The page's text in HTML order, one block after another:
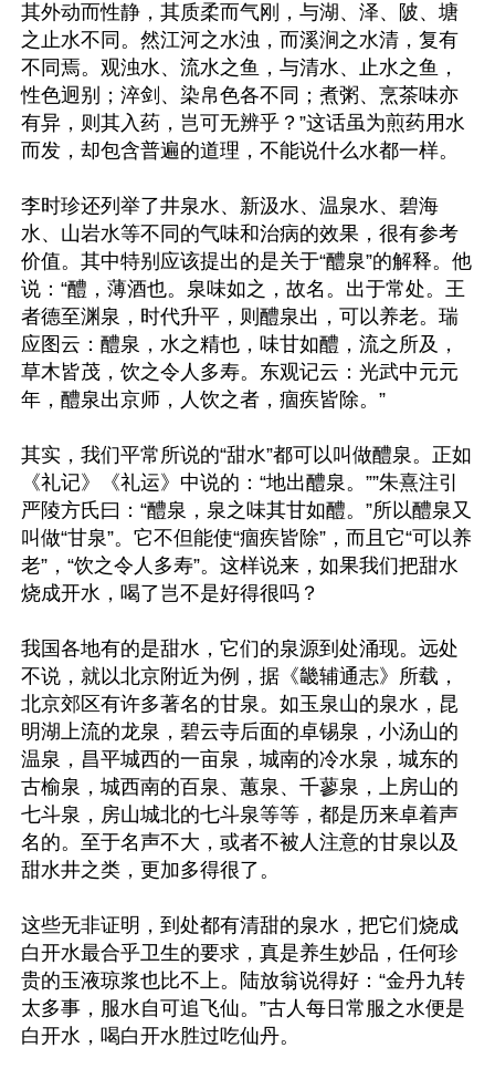
其外动而性静，其质柔而气刚，与湖、泽、陂、塘
之止水不同。然江河之水浊，而溪涧之水清，复有
不同焉。观浊水、流水之鱼，与清水、止水之鱼，
性色迥别；淬剑、染帛色各不同；煮粥、烹茶味亦
有异，则其入药，岂可无辨乎？”这话虽为煎药用水
而发，却包含普遍的道理，不能说什么水都一样。
李时珍还列举了井泉水、新汲水、温泉水、碧海
水、山岩水等不同的气味和治病的效果，很有参考
价值。其中特别应该提出的是关于“醴泉”的解释。他
说：“醴，薄酒也。泉味如之，故名。出于常处。王
者德至渊泉，时代升平，则醴泉出，可以养老。瑞
应图云：醴泉，水之精也，味甘如醴，流之所及，
草木皆茂，饮之令人多寿。东观记云：光武中元元
年，醴泉出京师，人饮之者，痼疾皆除。”
其实，我们平常所说的“甜水”都可以叫做醴泉。正如
《礼记》《礼运》中说的：“地出醴泉。””朱熹注引
严陵方氏曰：“醴泉，泉之味其甘如醴。”所以醴泉又
叫做“甘泉”。它不但能使“痼疾皆除”，而且它“可以养
老”，“饮之令人多寿”。这样说来，如果我们把甜水
烧成开水，喝了岂不是好得很吗？
我国各地有的是甜水，它们的泉源到处涌现。远处
不说，就以北京附近为例，据《畿辅通志》所载，
北京郊区有许多著名的甘泉。如玉泉山的泉水，昆
明湖上流的龙泉，碧云寺后面的卓锡泉，小汤山的
温泉，昌平城西的一亩泉，城南的冷水泉，城东的
古榆泉，城西南的百泉、蕙泉、千蓼泉，上房山的
七斗泉，房山城北的七斗泉等等，都是历来卓着声
名的。至于名声不大，或者不被人注意的甘泉以及
甜水井之类，更加多得很了。
这些无非证明，到处都有清甜的泉水，把它们烧成
白开水最合乎卫生的要求，真是养生妙品，任何珍
贵的玉液琼浆也比不上。陆放翁说得好：“金丹九转
太多事，服水自可追飞仙。”古人每日常服之水便是
白开水，喝白开水胜过吃仙丹。